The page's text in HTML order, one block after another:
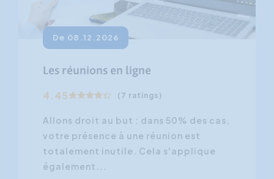
De 08.12.2026
Les réunions en ligne
4.45 (7 ratings)
Allons droit au but : dans 50% des cas,
votre présence à une réunion est
totalement inutile. Cela s'applique
également...